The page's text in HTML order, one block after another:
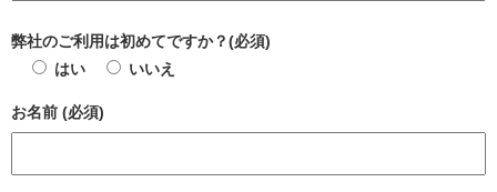
弊社のご利用は初めてですか？(必須)
はい
いいえ
お名前 (必須)